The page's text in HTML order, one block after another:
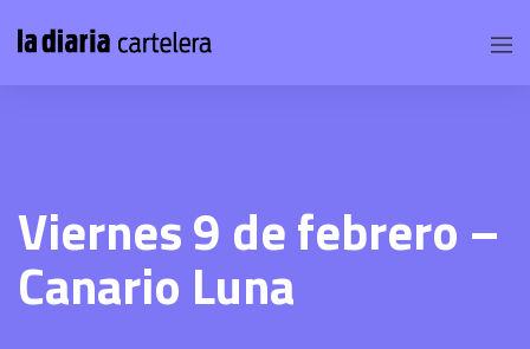
Viernes 9 de febrero –
Canario Luna